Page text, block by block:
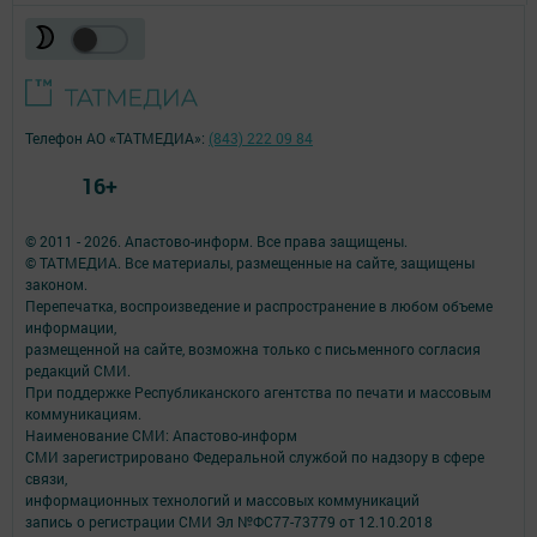
© 2011 - 2026. Апастово-информ. Все права защищены.
© ТАТМЕДИА. Все материалы, размещенные на сайте, защищены
законом.
Перепечатка, воспроизведение и распространение в любом объеме
информации,
размещенной на сайте, возможна только с письменного согласия
редакций СМИ.
При поддержке Республиканского агентства по печати и массовым
коммуникациям.
Наименование СМИ: Апастово-информ
СМИ зарегистрировано Федеральной службой по надзору в сфере
связи,
информационных технологий и массовых коммуникаций
запись о регистрации СМИ Эл №ФС77-73779 от 12.10.2018
Телефон АО «ТАТМЕДИА»: (843) 222 09 84
16+